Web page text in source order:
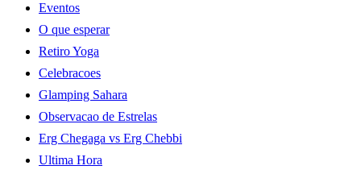
Eventos
O que esperar
Retiro Yoga
Celebracoes
Glamping Sahara
Observacao de Estrelas
Erg Chegaga vs Erg Chebbi
Ultima Hora